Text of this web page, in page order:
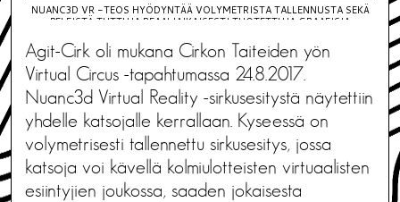
NUANC3D VR -TEOS HYÖDYNTÄÄ VOLYMETRISTA TALLENNUSTA SEKÄ
PELEISTÄ TUTTUJA REAALIAIKAISESTI TUOTETTUJA GRAAFISIA
Agit-Cirk oli mukana Cirkon Taiteiden yön
Virtual Circus -tapahtumassa 24.8.2017.
Nuanc3d Virtual Reality -sirkusesitystä näytettiin
yhdelle katsojalle kerrallaan. Kyseessä on
volymetrisesti tallennettu sirkusesitys, jossa
katsoja voi kävellä kolmiulotteisten virtuaalisten
esiintyjien joukossa, saaden jokaisesta